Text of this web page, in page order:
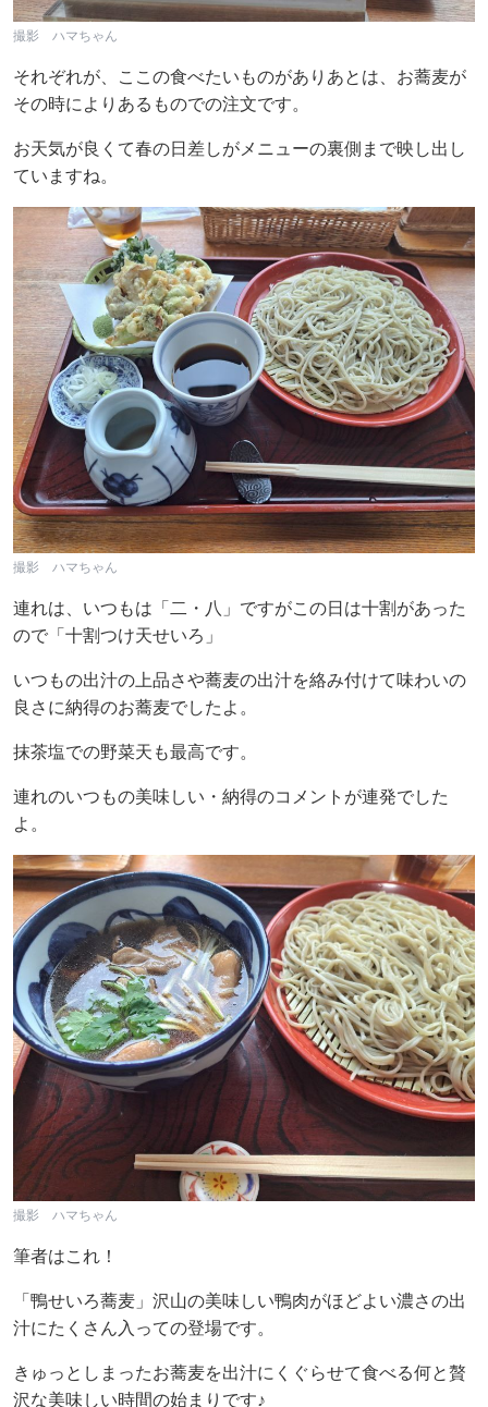
撮影 ハマちゃん
それぞれが、ここの食べたいものがありあとは、お蕎麦が
その時によりあるものでの注文です。
お天気が良くて春の日差しがメニューの裏側まで映し出し
ていますね。
撮影 ハマちゃん
連れは、いつもは「二・八」ですがこの日は十割があった
ので「十割つけ天せいろ」
いつもの出汁の上品さや蕎麦の出汁を絡み付けて味わいの
良さに納得のお蕎麦でしたよ。
抹茶塩での野菜天も最高です。
連れのいつもの美味しい・納得のコメントが連発でした
よ。
撮影 ハマちゃん
筆者はこれ！
「鴨せいろ蕎麦」沢山の美味しい鴨肉がほどよい濃さの出
汁にたくさん入っての登場です。
きゅっとしまったお蕎麦を出汁にくぐらせて食べる何と贅
沢な美味しい時間の始まりです♪